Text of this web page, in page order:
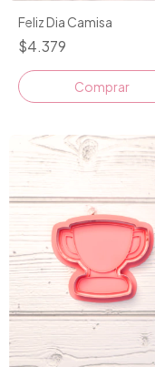
Feliz Dia Camisa
$4.379
Comprar